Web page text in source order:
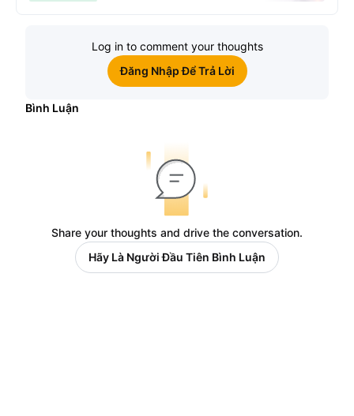
Log in to comment your thoughts
Đăng Nhập Để Trả Lời
Bình Luận
Share your thoughts and drive the conversation.
Hãy Là Người Đầu Tiên Bình Luận